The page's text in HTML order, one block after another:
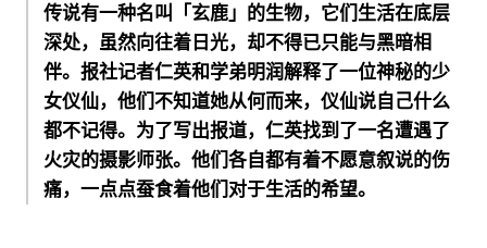
传说有一种名叫「玄鹿」的生物，它们生活在底层
深处，虽然向往着日光，却不得已只能与黑暗相
伴。报社记者仁英和学弟明润解释了一位神秘的少
女仪仙，他们不知道她从何而来，仪仙说自己什么
都不记得。为了写出报道，仁英找到了一名遭遇了
火灾的摄影师张。他们各自都有着不愿意叙说的伤
痛，一点点蚕食着他们对于生活的希望。